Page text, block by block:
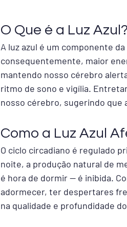
O Que é a Luz Azul?
A luz azul é um componente
consequentemente, maior
mantendo nosso cérebro
ritmo de sono e vigília.
nosso cérebro, sugerindo que
Como a Luz Azul
O ciclo circadiano é regulado
noite, a produção natural de
é hora de dormir — é inibida.
adormecer, ter despertares
na qualidade e profundidade